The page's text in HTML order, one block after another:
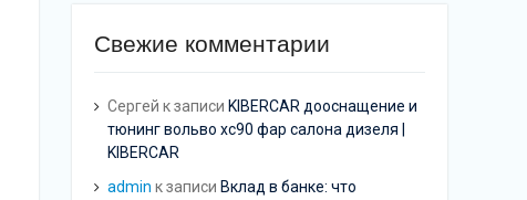
Свежие комментарии
Сергей к записи KIBERCAR дооснащение и
тюнинг вольво хс90 фар салона дизеля |
KIBERCAR
admin к записи Вклад в банке: что